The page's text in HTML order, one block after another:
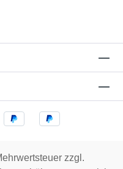
zzgl.